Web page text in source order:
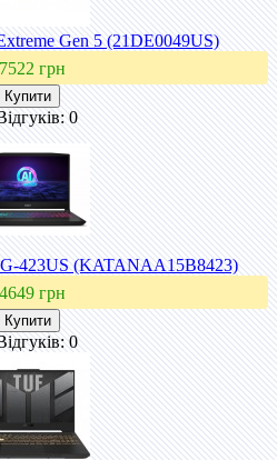
Gen 5 (21DE0049US)
грн
423US (KATANAA15B8423)
грн